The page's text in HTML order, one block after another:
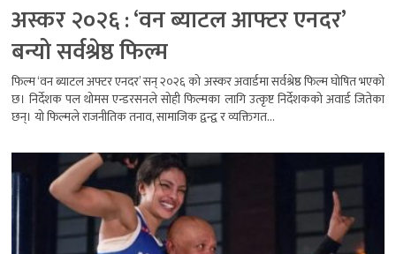
अस्कर २०२६ : ‘वन ब्याटल आफ्टर एनदर’
बन्यो सर्वश्रेष्ठ फिल्म
फिल्म ‘वन ब्याटल अफ्टर एनदर’ सन् २०२६ को अस्कर अवार्डमा सर्वश्रेष्ठ फिल्म घोषित भएको
छ। निर्देशक पल थोमस एन्डरसनले सोही फिल्मका लागि उत्कृष्ट निर्देशकको अवार्ड जितेका
छन्। यो फिल्मले राजनीतिक तनाव, सामाजिक द्वन्द्व र व्यक्तिगत...